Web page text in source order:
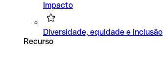
Impacto
Diversidade, equidade e inclusão
Recurso